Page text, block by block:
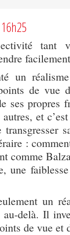
tant
un
de vue
ses propres
et
:
comme
une
un
delà. Il
de vue et